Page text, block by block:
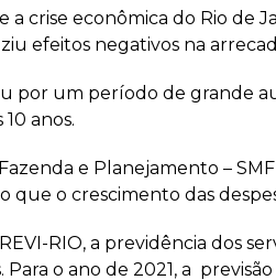
econômica do Rio de
efeitos negativos na
por um período de grande
anos.
e Planejamento –
que o crescimento das
RIO, a previdência dos
o ano de 2021, a